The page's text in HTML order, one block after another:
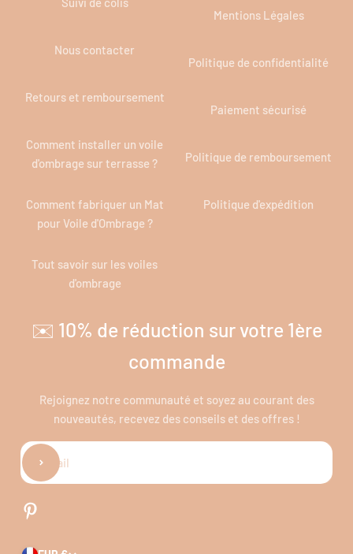
Nous contacter
Retours et remboursement
Comment installer un voile
d'ombrage sur terrasse ?
Comment fabriquer un Mat
pour Voile d'Ombrage ?
Tout savoir sur les voiles
d'ombrage
Mentions Légales
Politique de confidentialité
Paiement sécurisé
Politique de remboursement
Politique d'expédition
✉️ 10% de réduction sur votre 1ère
commande
Rejoignez notre communauté et soyez au courant des
nouveautés, recevez des conseils et des offres !
E-mail
S'inscrire